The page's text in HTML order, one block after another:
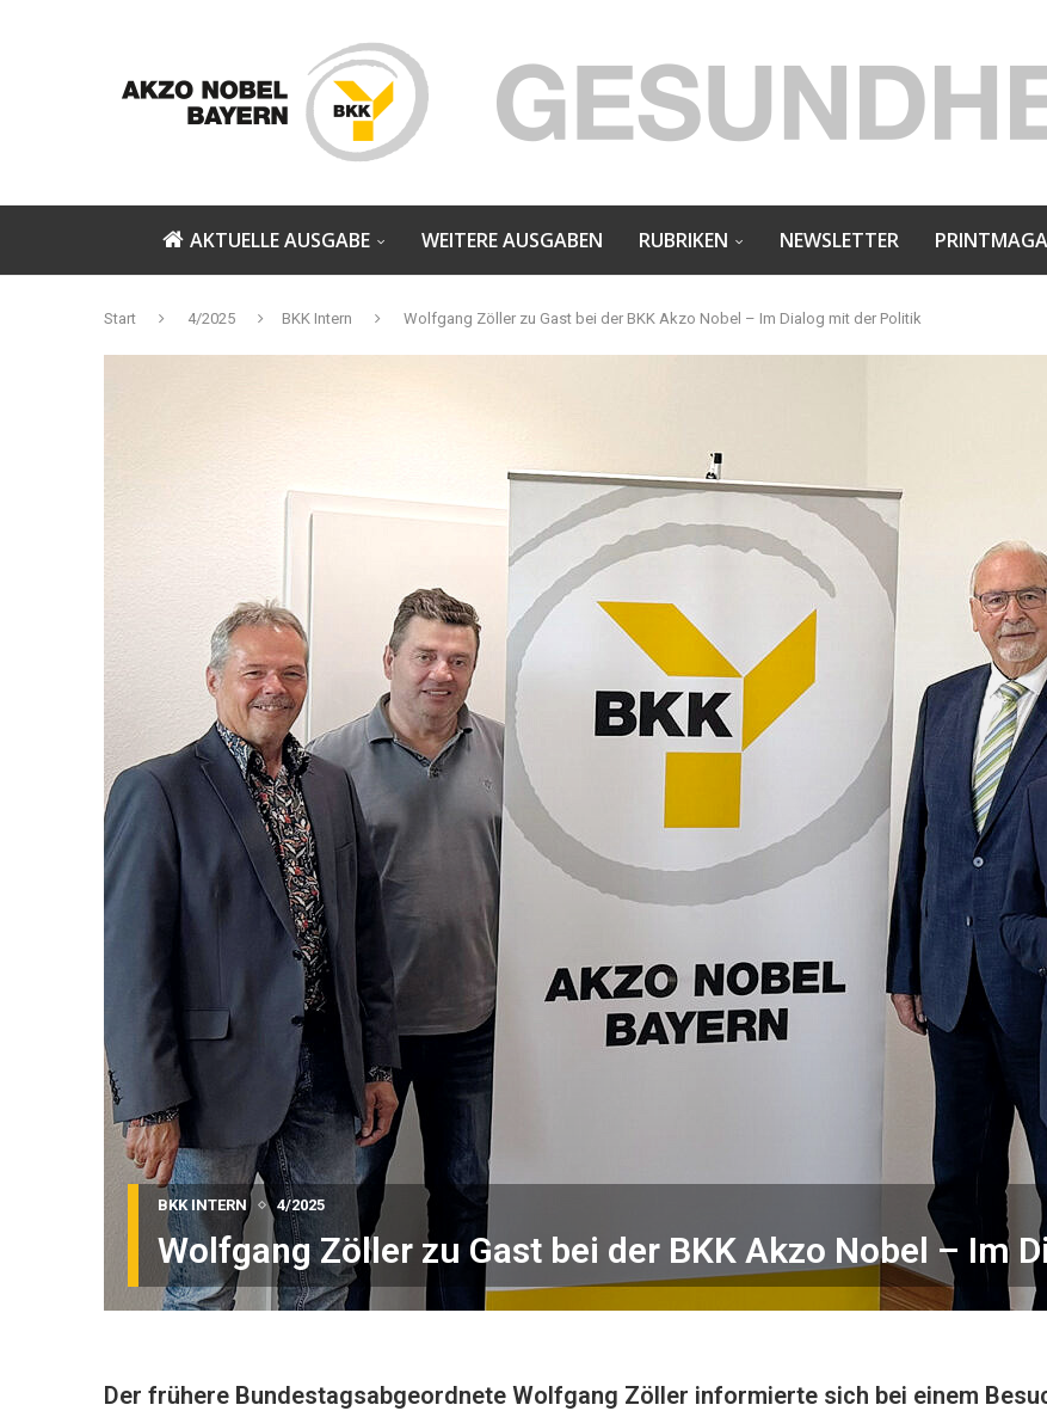
AKTUELLE AUSGABE WEITERE AUSGABEN RUBRIKEN NEWSLETTER
Start 4/2025 BKK Intern Wolfgang Zöller zu Gast bei der BKK Akzo Nobel – Im Dialog mit der Politik
BKK INTERN 4/2025
Wolfgang Zöller zu Gast bei der BKK Akzo Nobel – Im
Der frühere Bundestagsabgeordnete Wolfgang Zöller informierte sich bei einem